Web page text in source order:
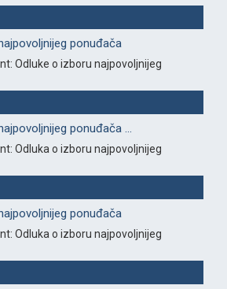
ponuđača
Odluke o izboru najpovoljnijeg
ponuđača ...
Odluka o izboru najpovoljnijeg
ponuđača
Odluka o izboru najpovoljnijeg